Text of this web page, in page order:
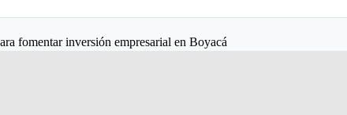
fomentar inversión empresarial en Boyacá